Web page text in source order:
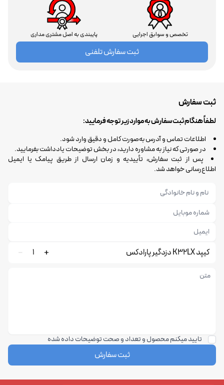
تخصص و سوابق اجرایی پایبندی به اصل مشتری مداری
ثبت سفارش تلفنی
ثبت سفارش
لطفاً هنگام ثبت سفارش به موارد زیر توجه فرمایید:
اطلاعات تماس و آدرس به‌صورت کامل و دقیق وارد شود.
در صورتی که نیاز به مشاوره دارید، در بخش توضیحات یادداشت بفرمایید.
پس از ثبت سفارش، تأییدیه و زمان ارسال از طریق پیامک یا ایمیل
اطلاع‌رسانی خواهد شد.
کیپد K32LX دزدگیر پارادکس 1
تایید میکنم محصول و تعداد و صحت توضیحات داده شده
ثبت سفارش